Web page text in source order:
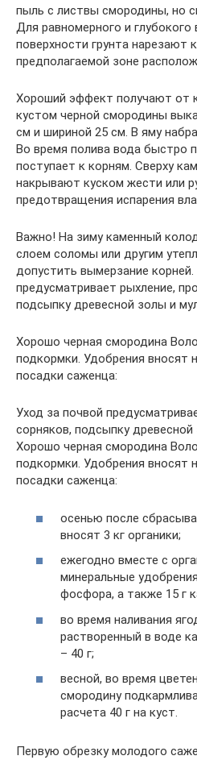
пыль с листвы смородины, но
Для равномерного и глубокого
поверхности грунта нарезают
предполагаемой зоне
Хороший эффект получают от
кустом черной смородины
см и шириной 25 см. В яму
Во время полива вода быстро
поступает к корням. Сверху
накрывают куском жести или
предотвращения испарения
Важно! На зиму каменный
слоем соломы или другим
допустить вымерзание
предусматривает рыхление,
подсыпку древесной золы и
Хорошо черная смородина
подкормки. Удобрения вносят
посадки саженца:
Уход за почвой
сорняков, подсыпку
Хорошо черная смородина
подкормки. Удобрения вносят
посадки саженца:
осенью после
вносят 3 кг органики;
ежегодно вместе с
минеральные
фосфора, а также 15 г
во время наливания
растворенный в воде
– 40 г;
весной, во время
смородину
расчета 40 г на куст.
Первую обрезку молодого